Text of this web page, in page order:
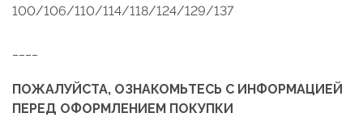
100/106/110/114/118/124/129/137
ПОЖАЛУЙСТА, ОЗНАКОМЬТЕСЬ С ИНФОРМАЦИЕЙ
ПЕРЕД ОФОРМЛЕНИЕМ ПОКУПКИ